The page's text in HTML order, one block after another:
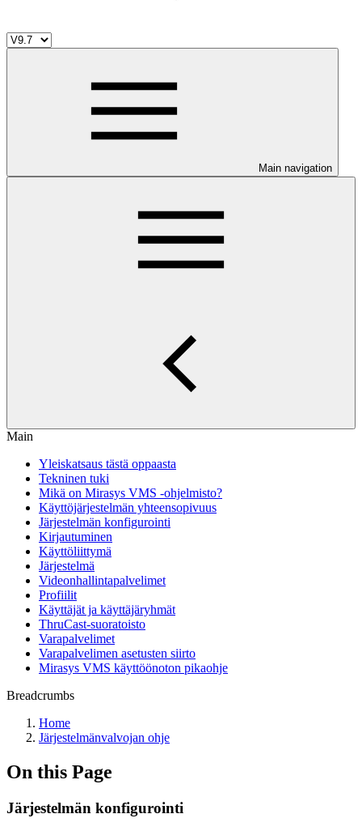
Main navigation
Main
Yleiskatsaus tästä oppaasta
Tekninen tuki
Mikä on Mirasys VMS -ohjelmisto?
Käyttöjärjestelmän yhteensopivuus
Järjestelmän konfigurointi
Kirjautuminen
Käyttöliittymä
Järjestelmä
Videonhallintapalvelimet
Profiilit
Käyttäjät ja käyttäjäryhmät
ThruCast-suoratoisto
Varapalvelimet
Varapalvelimen asetusten siirto
Mirasys VMS käyttöönoton pikaohje
Breadcrumbs
Home
Järjestelmänvalvojan ohje
On this Page
Järjestelmän konfigurointi